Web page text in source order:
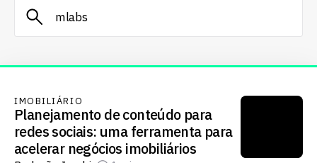
IMOBILIÁRIO
Planejamento de conteúdo para
redes sociais: uma ferramenta para
acelerar negócios imobiliários